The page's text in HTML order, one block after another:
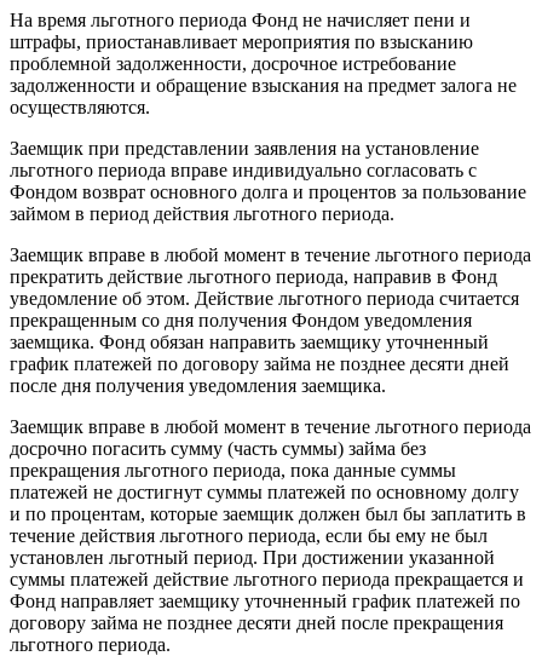
На время льготного периода Фонд не начисляет пени и
штрафы, приостанавливает мероприятия по взысканию
проблемной задолженности, досрочное истребование
задолженности и обращение взыскания на предмет залога не
осуществляются.
Заемщик при представлении заявления на установление
льготного периода вправе индивидуально согласовать с
Фондом возврат основного долга и процентов за пользование
займом в период действия льготного периода.
Заемщик вправе в любой момент в течение льготного периода
прекратить действие льготного периода, направив в Фонд
уведомление об этом. Действие льготного периода считается
прекращенным со дня получения Фондом уведомления
заемщика. Фонд обязан направить заемщику уточненный
график платежей по договору займа не позднее десяти дней
после дня получения уведомления заемщика.
Заемщик вправе в любой момент в течение льготного периода
досрочно погасить сумму (часть суммы) займа без
прекращения льготного периода, пока данные суммы
платежей не достигнут суммы платежей по основному долгу
и по процентам, которые заемщик должен был бы заплатить в
течение действия льготного периода, если бы ему не был
установлен льготный период. При достижении указанной
суммы платежей действие льготного периода прекращается и
Фонд направляет заемщику уточненный график платежей по
договору займа не позднее десяти дней после прекращения
льготного периода.